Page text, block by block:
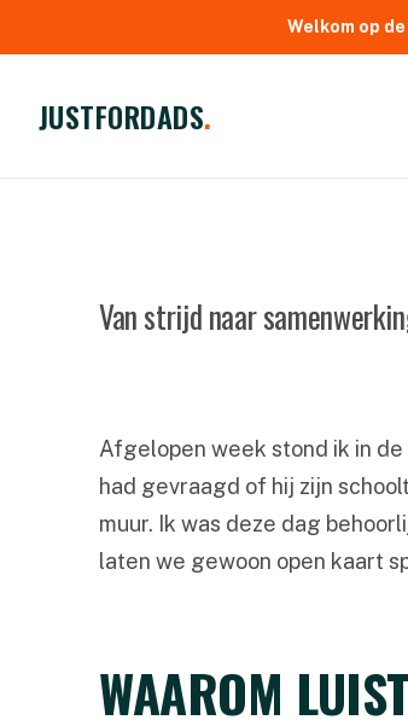
Welkom op
JUSTFORDADS.
Van strijd naar
Afgelopen week stond ik in
had gevraagd of hij zijn
muur. Ik was deze dag
laten we gewoon open kaart
WAAROM